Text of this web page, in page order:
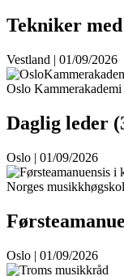
Tekniker
Vestland | 01/09/2026
Oslo Kammerakademi
Daglig leder
Oslo | 01/09/2026
Norges
Oslo | 01/09/2026